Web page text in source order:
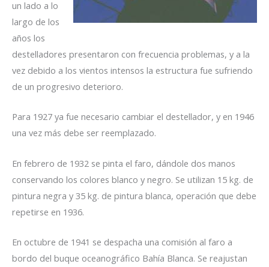
un lado a lo
largo de los
años los
destelladores presentaron con frecuencia problemas, y a la
vez debido a los vientos intensos la estructura fue sufriendo
de un progresivo deterioro.
Para 1927 ya fue necesario cambiar el destellador, y en 1946
una vez más debe ser reemplazado.
En febrero de 1932 se pinta el faro, dándole dos manos
conservando los colores blanco y negro. Se utilizan 15 kg. de
pintura negra y 35 kg. de pintura blanca, operación que debe
repetirse en 1936.
En octubre de 1941 se despacha una comisión al faro a
bordo del buque oceanográfico Bahía Blanca. Se reajustan